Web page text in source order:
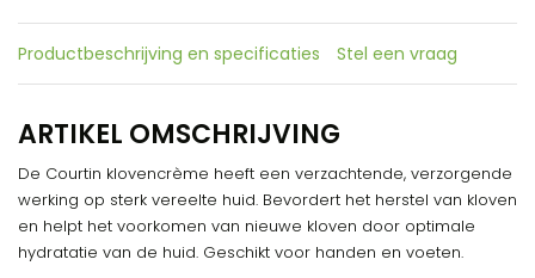
Productbeschrijving en specificaties Stel een vraag
ARTIKEL OMSCHRIJVING
De Courtin klovencrème heeft een verzachtende, verzorgende
werking op sterk vereelte huid. Bevordert het herstel van kloven
en helpt het voorkomen van nieuwe kloven door optimale
hydratatie van de huid. Geschikt voor handen en voeten.